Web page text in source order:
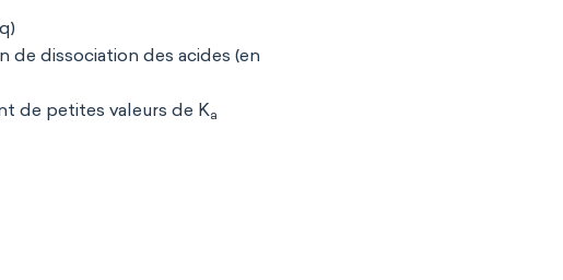
de dissociation des acides (en
de petites valeurs de Ka